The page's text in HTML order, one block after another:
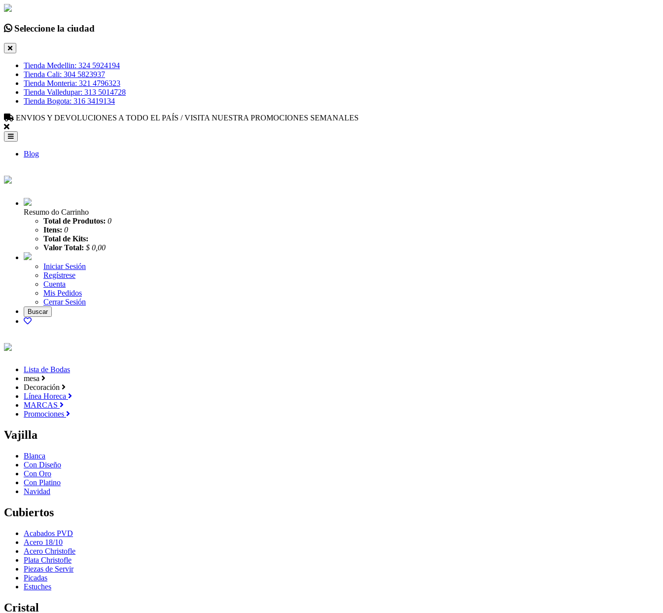
Seleccione la ciudad
Tienda Medellin: 324 5924194
Tienda Cali: 304 5823937
Tienda Monteria: 321 4796323
Tienda Valledupar: 313 5014728
Tienda Bogota: 316 3419134
ENVIOS Y DEVOLUCIONES A TODO EL PAÍS / VISITA NUESTRA PROMOCIONES SEMANALES
Blog
Resumo do Carrinho
Total de Produtos: 0
Itens: 0
Total de Kits:
Valor Total: $ 0,00
Iniciar Sesión
Regístrese
Cuenta
Mis Pedidos
Cerrar Sesión
Lista de Bodas
mesa
Decoración
Línea Horeca
MARCAS
Promociones
Vajilla
Blanca
Con Diseño
Con Oro
Con Platino
Navidad
Cubiertos
Acabados PVD
Acero 18/10
Acero Christofle
Plata Christofle
Piezas de Servir
Picadas
Estuches
Cristal